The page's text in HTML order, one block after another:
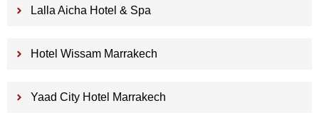
Lalla Aicha Hotel & Spa
Hotel Wissam Marrakech
Yaad City Hotel Marrakech